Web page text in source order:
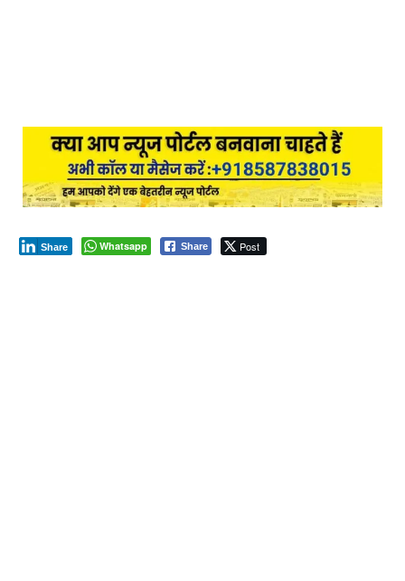
Whatsapp Share Post
Share